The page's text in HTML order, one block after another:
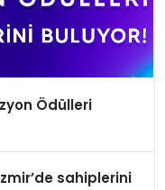
Ödülleri
sahiplerini